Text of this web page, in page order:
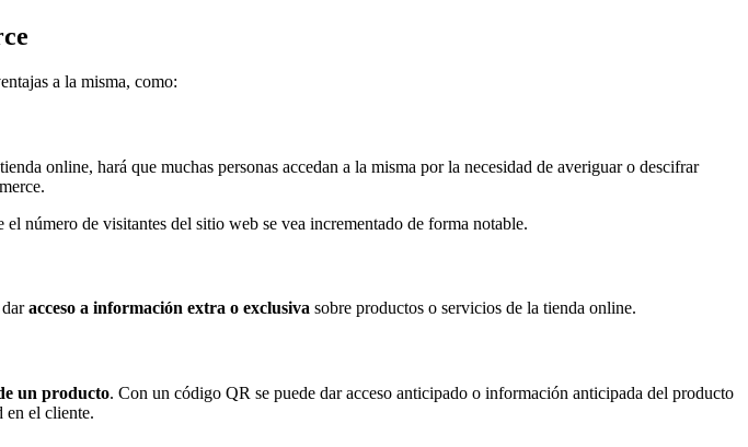
a la misma, como:
online, hará que muchas personas accedan a la misma por la necesidad de averiguar o descifrar
número de visitantes del sitio web se vea incrementado de forma notable.
acceso a información extra o exclusiva sobre productos o servicios de la tienda online.
un producto. Con un código QR se puede dar acceso anticipado o información anticipada del producto
en el cliente.